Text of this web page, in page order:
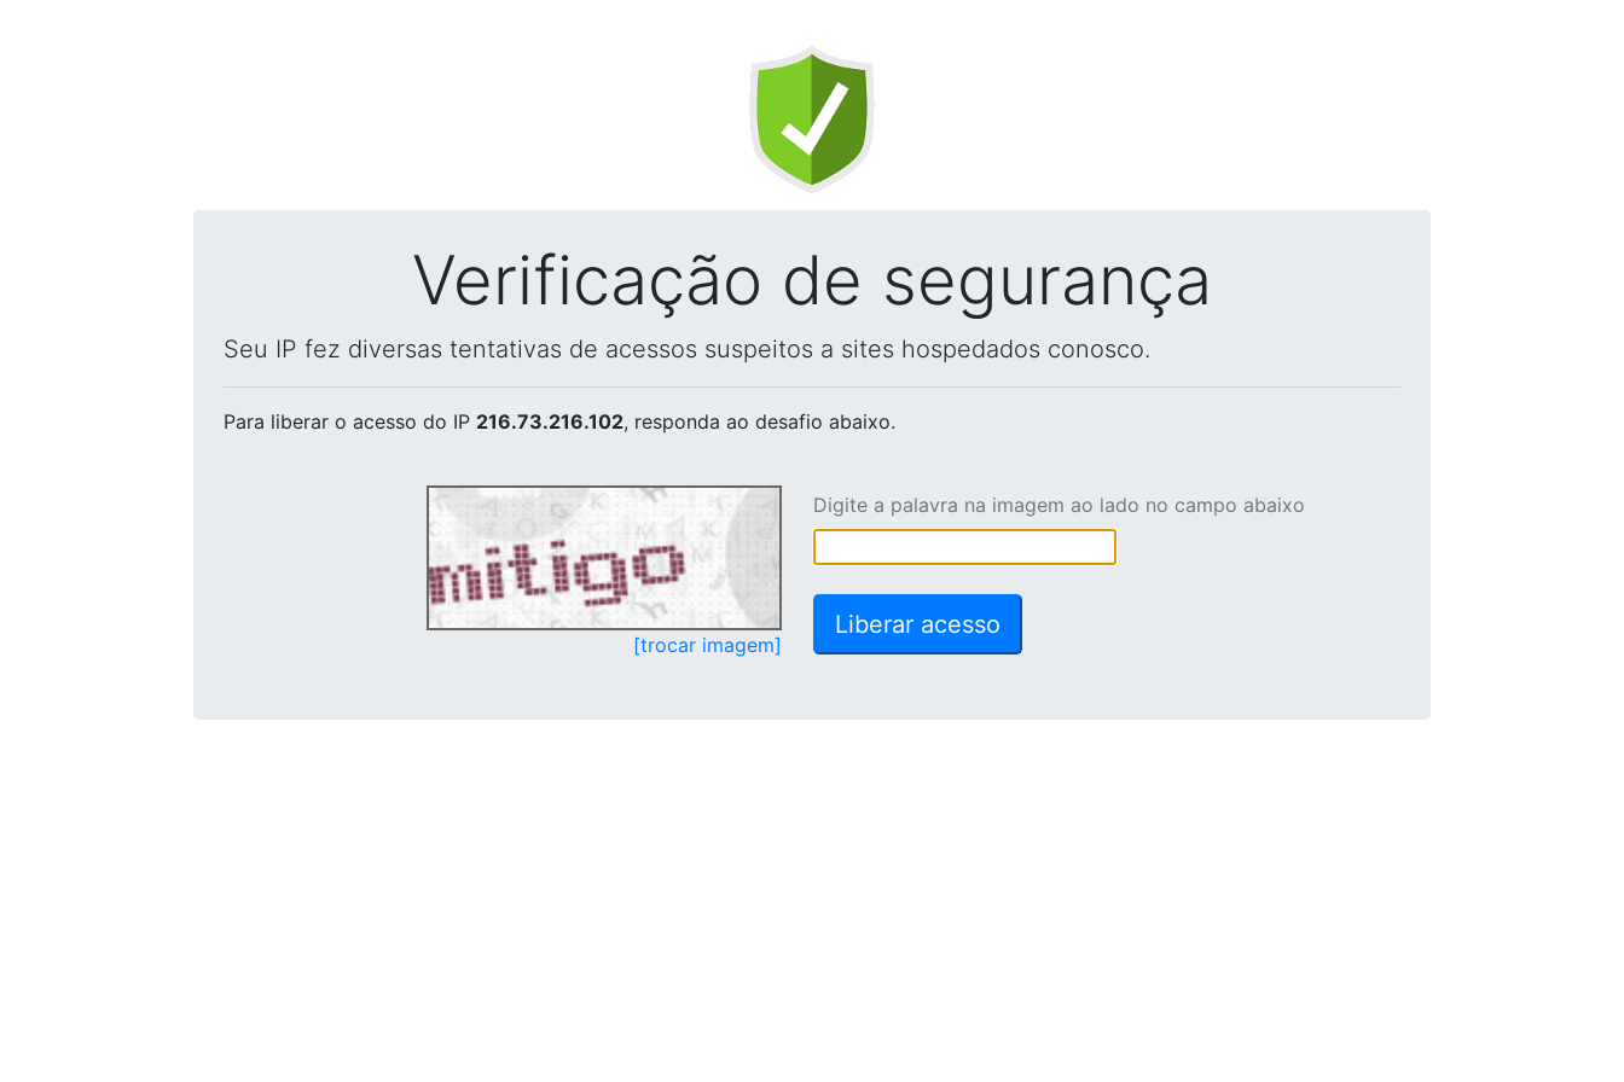
Verificação de segurança
Seu IP fez diversas tentativas de acessos suspeitos a sites hospedados conosco.
Para liberar o acesso do IP 216.73.216.102, responda ao desafio abaixo.
[trocar imagem]
Digite a palavra na imagem ao lado no campo abaixo